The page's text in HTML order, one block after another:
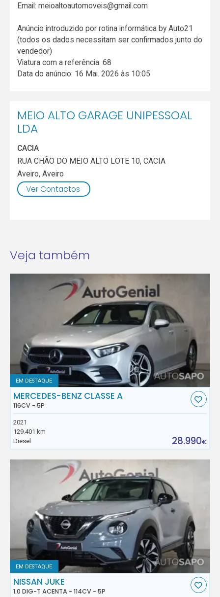
Email: meioaltoautomoveis@gmail.com
Anúncio introduzido por rotina informática by Auto21
(todos os dados necessitam ser confirmados junto do
vendedor)
Viatura com a referência: 68
Data do anúncio: 16 Mai. 2026 às 10:05
MEIO ALTO GARAGE UNIPESSOAL
LDA
CACIA
RUA CHÃO DO MEIO ALTO LOTE 10, CACIA
Aveiro,Aveiro
Ver Contactos
Veja também
EM DESTAQUE
MERCEDES-BENZ CLASSE A
116CV - 5P
2021
129.401 km
Diesel
28.990€
EM DESTAQUE
NISSAN JUKE
1.0 DIG-T ACENTA - 114CV - 5P